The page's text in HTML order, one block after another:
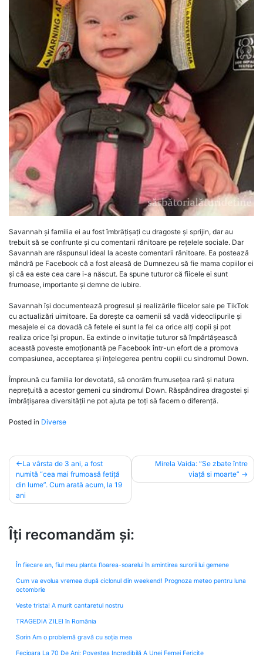
Savannah și familia ei au fost îmbrățișați cu dragoste și sprijin, dar au
trebuit să se confrunte și cu comentarii rănitoare pe rețelele sociale. Dar
Savannah are răspunsul ideal la aceste comentarii rănitoare. Ea postează
mândră pe Facebook că a fost aleasă de Dumnezeu să fie mama copiilor ei
și că ea este cea care i-a născut. Ea spune tuturor că fiicele ei sunt
frumoase, importante și demne de iubire.
Savannah își documentează progresul și realizările fiicelor sale pe TikTok
cu actualizări uimitoare. Ea dorește ca oamenii să vadă videoclipurile și
mesajele ei ca dovadă că fetele ei sunt la fel ca orice alți copii și pot
realiza orice își propun. Ea extinde o invitație tuturor să împărtășească
această poveste emoționantă pe Facebook într-un efort de a promova
compasiunea, acceptarea și înțelegerea pentru copiii cu sindromul Down.
Împreună cu familia lor devotată, să onorăm frumusețea rară și natura
neprețuită a acestor gemeni cu sindromul Down. Răspândirea dragostei și
îmbrățișarea diversității ne pot ajuta pe toți să facem o diferență.
Posted in Diverse
Post
navigation
La vârsta de 3 ani, a fost
numită “cea mai frumoasă fetiță
din lume”. Cum arată acum, la 19
ani
Mirela Vaida: “Se zbate între
viață si moarte”
Îți recomandăm și:
În fiecare an, fiul meu planta floarea-soarelui în amintirea surorii lui gemene
Cum va evolua vremea după ciclonul din weekend! Prognoza meteo pentru luna
octombrie
Veste trista! A murit cantaretul nostru
TRAGEDIA ZILEI în România
Sorin Am o problemă gravă cu soția mea
Fecioara La 70 De Ani: Povestea Incredibilă A Unei Femei Fericite